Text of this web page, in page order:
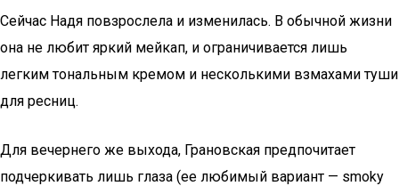
Сейчас Надя повзрослела и изменилась. В обычной жизни
она не любит яркий мейкап, и ограничивается лишь
легким тональным кремом и несколькими взмахами туши
для ресниц.
Для вечернего же выхода, Грановская предпочитает
подчеркивать лишь глаза (ее любимый вариант — smoky